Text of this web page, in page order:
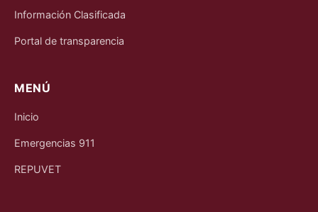
Información Clasificada
Portal de transparencia
MENÚ
Inicio
Emergencias 911
REPUVET